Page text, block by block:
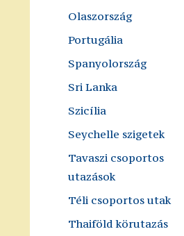
Olaszország
Portugália
Spanyolország
Sri Lanka
Szicília
Seychelle szigetek
Tavaszi csoportos
utazások
Téli csoportos utak
Thaiföld körutazás